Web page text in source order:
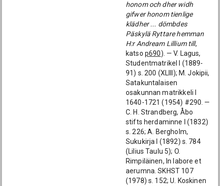
honom och dher widh
gifwer honom tienlige
klädher ... dömbdes
Päskylä Ryttare hemman
H:r Andream Lillium till,
katso p690). — V. Lagus,
Studentmatrikel I (1889-
91) s. 200 (XLIII); M. Jokipii,
Satakuntalaisen
osakunnan matrikkeli I
1640-1721 (1954) #290. —
C. H. Strandberg, Åbo
stifts herdaminne I (1832)
s. 226; A. Bergholm,
Sukukirja I (1892) s. 784
(Lilius Taulu 5); O.
Rimpiläinen, In labore et
aerumna. SKHST 107
(1978) s. 152; U. Koskinen